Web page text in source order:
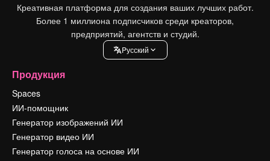
Креативная платформа для создания ваших лучших работ.
Более 1 миллиона подписчиков среди креаторов,
предприятий, агентств и студий.
Pусский
Продукция
Spaces
ИИ-помощник
Генератор изображений ИИ
Генератор видео ИИ
Генератор голоса на основе ИИ